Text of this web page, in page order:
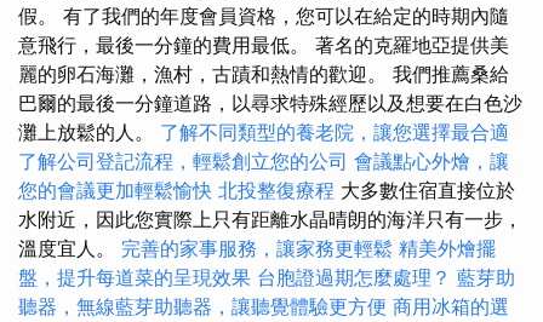
假。 有了我們的年度會員資格，您可以在給定的時期內隨
意飛行，最後一分鐘的費用最低。 著名的克羅地亞提供美
麗的卵石海灘，漁村，古蹟和熱情的歡迎。 我們推薦桑給
巴爾的最後一分鐘道路，以尋求特殊經歷以及想要在白色沙
灘上放鬆的人。 了解不同類型的養老院，讓您選擇最合適
了解公司登記流程，輕鬆創立您的公司 會議點心外燴，讓
您的會議更加輕鬆愉快 北投整復療程 大多數住宿直接位於
水附近，因此您實際上只有距離水晶晴朗的海洋只有一步，
溫度宜人。 完善的家事服務，讓家務更輕鬆 精美外燴擺
盤，提升每道菜的呈現效果 台胞證過期怎麼處理？ 藍芽助
聽器，無線藍芽助聽器，讓聽覺體驗更方便 商用冰箱的選